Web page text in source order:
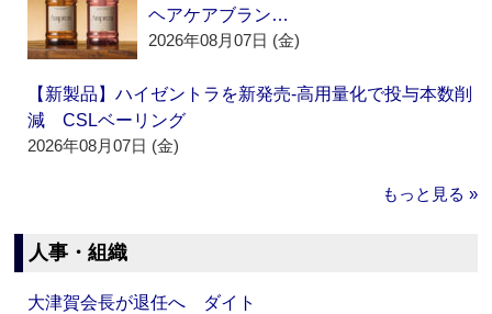
ヘアケアブラン…
2026年08月07日 (金)
【新製品】ハイゼントラを新発売‐高用量化で投与本数削
減 CSLベーリング
2026年08月07日 (金)
もっと見る »
人事・組織
大津賀会長が退任へ ダイト